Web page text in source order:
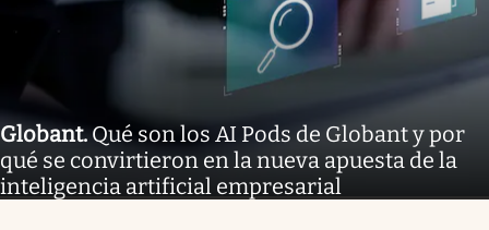
Globant.Qué son los AI Pods de Globant y por
qué se convirtieron en la nueva apuesta de la
inteligencia artificial empresarial